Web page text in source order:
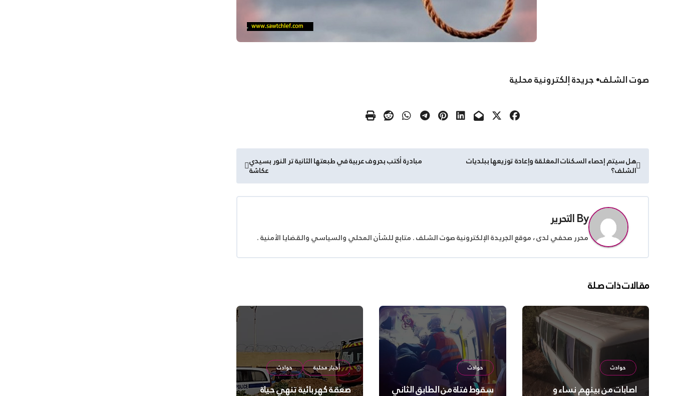
صوت الشلف• جريدة إلكترونية محلية
تصفّح
المقالات
هل سيتم إحصاء السكنات المغلقة وإعادة توزيعها ببلديات
الشلف؟
مبادرة أكتب بحروف عربية في طبعتها الثانية تر النور بسيدي
عكاشة
Byالتحرير
محرر صحفي لدى ، موقع الجريدة الإلكترونية صوت الشلف . متابع للشأن المحلي والسياسي والقضايا الأمنية .
مقالات ذات صلة
حوادث
اصابات من بينهم نساء و
حوادث
سقوط فتاة من الطابق الثاني
أخبار محلية حوادث
صعقة كهربائية تنهي حياة